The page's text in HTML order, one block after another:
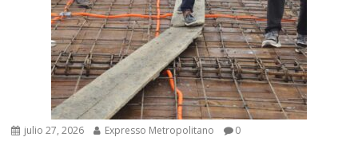
julio 27, 2026 Expresso Metropolitano 0